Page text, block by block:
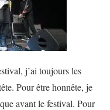
j’ai toujours les
Pour être honnête, je
avant le festival. Pour